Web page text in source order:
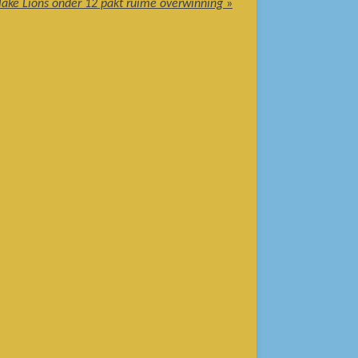
Lions onder 12 pakt ruime overwinning »